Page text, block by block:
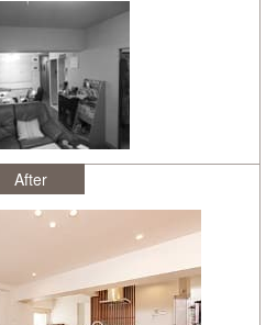
After